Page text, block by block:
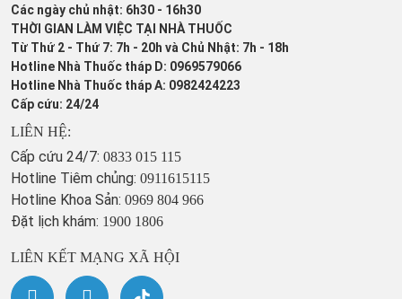
Các ngày chủ nhật: 6h30 - 16h30
THỜI GIAN LÀM VIỆC TẠI NHÀ THUỐC
Từ Thứ 2 - Thứ 7: 7h - 20h và Chủ Nhật: 7h - 18h
Hotline Nhà Thuốc tháp D: 0969579066
Hotline Nhà Thuốc tháp A: 0982424223
Cấp cứu: 24/24
LIÊN HỆ:
Cấp cứu 24/7: 0833 015 115
Hotline Tiêm chủng: 0911615115
Hotline Khoa Sản: 0969 804 966
Đặt lịch khám: 1900 1806
LIÊN KẾT MẠNG XÃ HỘI